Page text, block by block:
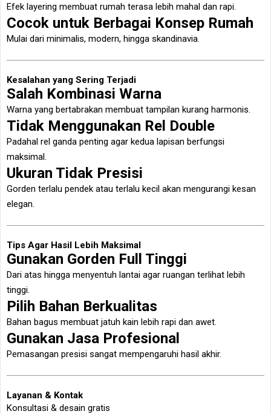
Efek layering membuat rumah terasa lebih mahal dan rapi.
Cocok untuk Berbagai Konsep Rumah
Mulai dari minimalis, modern, hingga skandinavia.
Kesalahan yang Sering Terjadi
Salah Kombinasi Warna
Warna yang bertabrakan membuat tampilan kurang harmonis.
Tidak Menggunakan Rel Double
Padahal rel ganda penting agar kedua lapisan berfungsi
maksimal.
Ukuran Tidak Presisi
Gorden terlalu pendek atau terlalu kecil akan mengurangi kesan
elegan.
Tips Agar Hasil Lebih Maksimal
Gunakan Gorden Full Tinggi
Dari atas hingga menyentuh lantai agar ruangan terlihat lebih
tinggi.
Pilih Bahan Berkualitas
Bahan bagus membuat jatuh kain lebih rapi dan awet.
Gunakan Jasa Profesional
Pemasangan presisi sangat mempengaruhi hasil akhir.
Layanan & Kontak
Konsultasi & desain gratis